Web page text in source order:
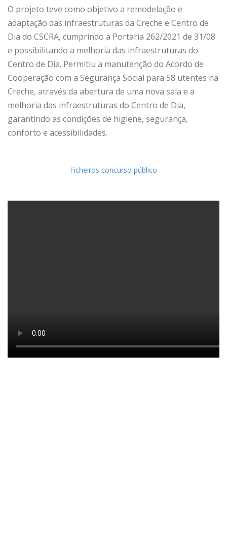
O projeto teve como objetivo a remodelação e
adaptação das infraestruturas da Creche e Centro de
Dia do CSCRA, cumprindo a Portaria 262/2021 de 31/08
e possibilitando a melhoria das infraestruturas do
Centro de Dia. Permitiu a manutenção do Acordo de
Cooperação com a Segurança Social para 58 utentes na
Creche, através da abertura de uma nova sala e a
melhoria das infraestruturas do Centro de Dia,
garantindo as condições de higiene, segurança,
conforto e acessibilidades.
Ficheiros concurso público